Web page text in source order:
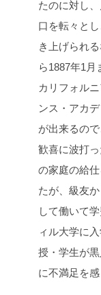
たのに対し
口を転々と
き上げられ
ら1887年1月
カリフォル
ンス・アカ
が出来るの
歓喜に波打
の家庭の給
たが、級友
して働いて
ィル大学に
授・学生が
に不満足を